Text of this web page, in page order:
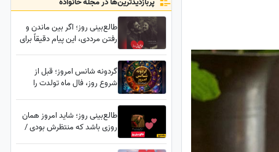
طالع‌بینی روز؛ اگر بین ماندن و
رفتن مرددی، این پیام دقیقاً برای
گردونه شانس امروز؛ قبل از
شروع روز، فال ماه تولدت را
طالع‌بینی روز؛ شاید امروز همان
روزی باشد که منتظرش بودی /